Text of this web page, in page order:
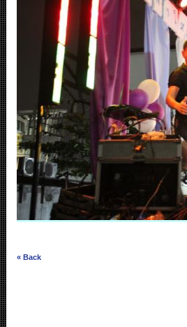
« Back